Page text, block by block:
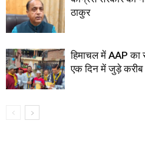
ठाकुर
हिमाचल में AAP का
एक दिन में जुड़े